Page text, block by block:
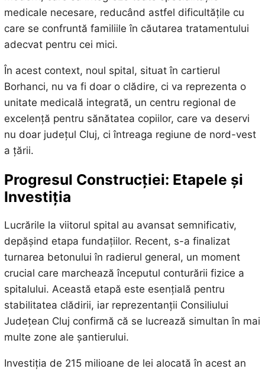
medicale necesare, reducând astfel dificultățile cu
care se confruntă familiile în căutarea tratamentului
adecvat pentru cei mici.
În acest context, noul spital, situat în cartierul
Borhanci, nu va fi doar o clădire, ci va reprezenta o
unitate medicală integrată, un centru regional de
excelență pentru sănătatea copiilor, care va deservi
nu doar județul Cluj, ci întreaga regiune de nord-vest
a țării.
Progresul Construcției: Etapele și
Investiția
Lucrările la viitorul spital au avansat semnificativ,
depășind etapa fundațiilor. Recent, s-a finalizat
turnarea betonului în radierul general, un moment
crucial care marchează începutul conturării fizice a
spitalului. Această etapă este esențială pentru
stabilitatea clădirii, iar reprezentanții Consiliului
Județean Cluj confirmă că se lucrează simultan în mai
multe zone ale șantierului.
Investiția de 215 milioane de lei alocată în acest an